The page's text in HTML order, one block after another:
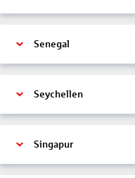
Senegal
Seychellen
Singapur